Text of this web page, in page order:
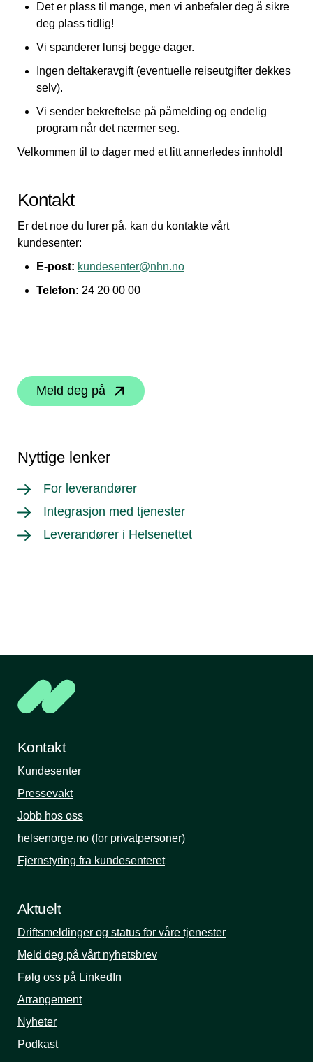
Det er plass til mange, men vi anbefaler deg å sikre
deg plass tidlig!
Vi spanderer lunsj begge dager.
Ingen deltakeravgift (eventuelle reiseutgifter dekkes
selv).
Vi sender bekreftelse på påmelding og endelig
program når det nærmer seg.
Velkommen til to dager med et litt annerledes innhold!
Kontakt
Er det noe du lurer på, kan du kontakte vårt
kundesenter:
E-post: kundesenter@nhn.no
Telefon: 24 20 00 00
Meld deg på
Nyttige lenker
For leverandører
Integrasjon med tjenester
Leverandører i Helsenettet
Kontakt
Kundesenter
Pressevakt
Jobb hos oss
helsenorge.no (for privatpersoner)
Fjernstyring fra kundesenteret
Aktuelt
Driftsmeldinger og status for våre tjenester
Meld deg på vårt nyhetsbrev
Følg oss på LinkedIn
Arrangement
Nyheter
Podkast